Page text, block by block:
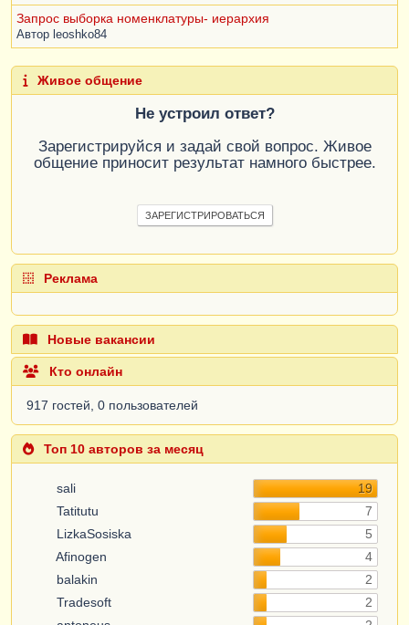
Запрос выборка номенклатуры- иерархия
Автор leoshko84
Живое общение
Не устроил ответ?
Зарегистрируйся и задай свой вопрос. Живое
общение приносит результат намного быстрее.
ЗАРЕГИСТРИРОВАТЬСЯ
Реклама
Новые вакансии
Кто онлайн
917 гостей, 0 пользователей
Топ 10 авторов за месяц
sali
19
Tatitutu
7
LizkaSosiska
5
Afinogen
4
balakin
2
Tradesoft
2